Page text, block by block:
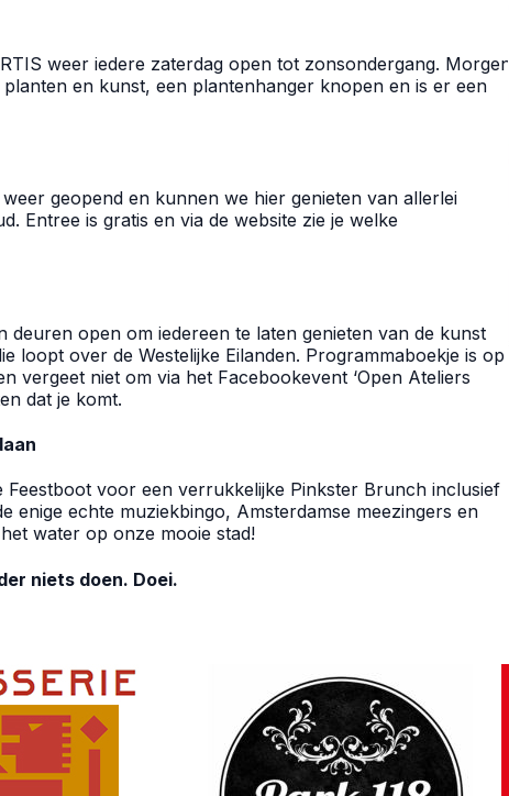
weer iedere zaterdag open tot zonsondergang. Morgen
en kunst, een plantenhanger knopen en is er een
geopend en kunnen we hier genieten van allerlei
Entree is gratis en via de website zie je welke
open om iedereen te laten genieten van de kunst
loopt over de Westelijke Eilanden. Programmaboekje is op
vergeet niet om via het Facebookevent ‘Open Ateliers
dat je komt.
Feestboot voor een verrukkelijke Pinkster Brunch inclusief
enige echte muziekbingo, Amsterdamse meezingers en
water op onze mooie stad!
niets doen. Doei.